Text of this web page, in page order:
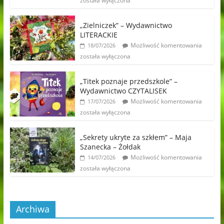
„Zielniczek” – Wydawnictwo
LITERACKIE
18/07/2026
Możliwość komentowania
została wyłączona
„Titek poznaje przedszkole” –
Wydawnictwo CZYTALISEK
17/07/2026
Możliwość komentowania
została wyłączona
„Sekrety ukryte za szkłem” – Maja
Szanecka – Żołdak
14/07/2026
Możliwość komentowania
została wyłączona
Archiwa